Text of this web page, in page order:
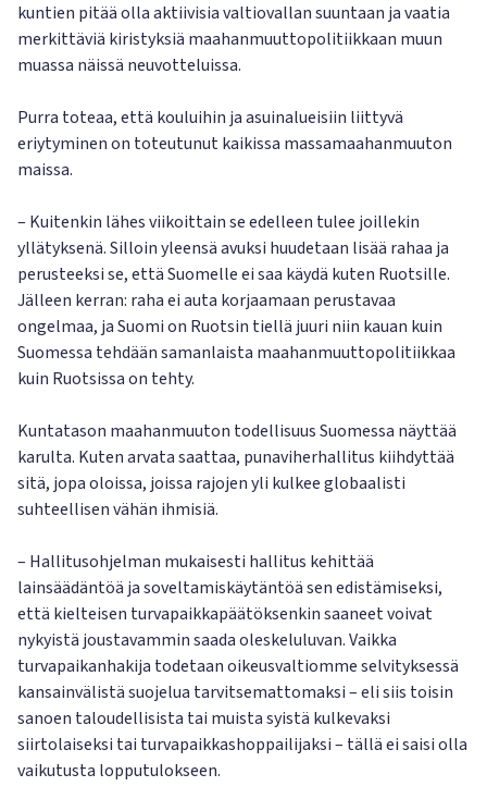
kuntien pitää olla aktiivisia valtiovallan suuntaan ja vaatia
merkittäviä kiristyksiä maahanmuuttopolitiikkaan muun
muassa näissä neuvotteluissa.
Purra toteaa, että kouluihin ja asuinalueisiin liittyvä
eriytyminen on toteutunut kaikissa massamaahanmuuton
maissa.
– Kuitenkin lähes viikoittain se edelleen tulee joillekin
yllätyksenä. Silloin yleensä avuksi huudetaan lisää rahaa ja
perusteeksi se, että Suomelle ei saa käydä kuten Ruotsille.
Jälleen kerran: raha ei auta korjaamaan perustavaa
ongelmaa, ja Suomi on Ruotsin tiellä juuri niin kauan kuin
Suomessa tehdään samanlaista maahanmuuttopolitiikkaa
kuin Ruotsissa on tehty.
Kuntatason maahanmuuton todellisuus Suomessa näyttää
karulta. Kuten arvata saattaa, punaviherhallitus kiihdyttää
sitä, jopa oloissa, joissa rajojen yli kulkee globaalisti
suhteellisen vähän ihmisiä.
– Hallitusohjelman mukaisesti hallitus kehittää
lainsäädäntöä ja soveltamiskäytäntöä sen edistämiseksi,
että kielteisen turvapaikkapäätöksenkin saaneet voivat
nykyistä joustavammin saada oleskeluluvan. Vaikka
turvapaikanhakija todetaan oikeusvaltiomme selvityksessä
kansainvälistä suojelua tarvitsemattomaksi – eli siis toisin
sanoen taloudellisista tai muista syistä kulkevaksi
siirtolaiseksi tai turvapaikkashoppailijaksi – tällä ei saisi olla
vaikutusta lopputulokseen.